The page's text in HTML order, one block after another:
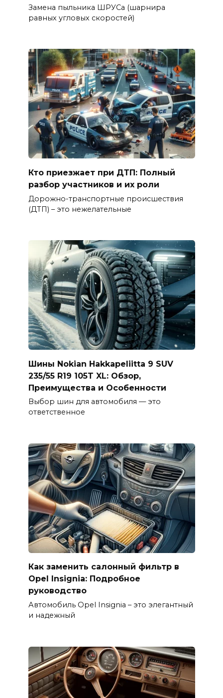
Замена пыльника ШРУСа (шарнира
равных угловых скоростей)
Кто приезжает при ДТП: Полный
разбор участников и их роли
Дорожно-транспортные происшествия
(ДТП) – это нежелательные
Шины Nokian Hakkapeliitta 9 SUV
235/55 R19 105T XL: Обзор,
Преимущества и Особенности
Выбор шин для автомобиля — это
ответственное
Как заменить салонный фильтр в
Opel Insignia: Подробное
руководство
Автомобиль Opel Insignia – это элегантный
и надежный